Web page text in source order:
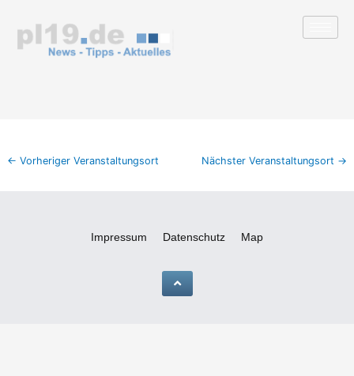
springen
← Vorheriger Veranstaltungsort Nächster Veranstaltungsort →
Impressum Datenschutz Map